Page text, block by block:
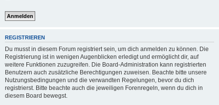
REGISTRIEREN
Du musst in diesem Forum registriert sein, um dich anmelden zu können. Die
Registrierung ist in wenigen Augenblicken erledigt und ermöglicht dir, auf
weitere Funktionen zuzugreifen. Die Board-Administration kann registrierten
Benutzern auch zusätzliche Berechtigungen zuweisen. Beachte bitte unsere
Nutzungsbedingungen und die verwandten Regelungen, bevor du dich
registrierst. Bitte beachte auch die jeweiligen Forenregeln, wenn du dich in
diesem Board bewegst.